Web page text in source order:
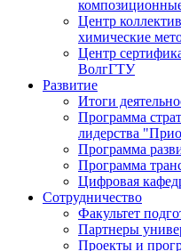
Центр
химические
Центр
ВолгГТУ
Развитие
Итоги
Программа
лидерства
Программа
Программа
Цифровая
Сотрудничество
Факультет
Партнеры
Проекты и